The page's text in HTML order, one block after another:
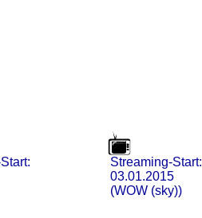
Streaming-Start:
03.01.2015
(WOW (sky))